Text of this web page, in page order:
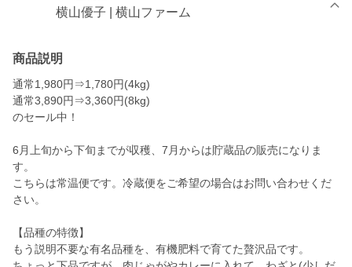
横山優子 | 横山ファーム
商品説明
通常1,980円⇒1,780円(4kg)
通常3,890円⇒3,360円(8kg)
のセール中！
6月上旬から下旬までが収穫、7月からは貯蔵品の販売になりま
す。
こちらは常温便です。冷蔵便をご希望の場合はお問い合わせくだ
さい。
【品種の特徴】
もう説明不要な有名品種を、有機肥料で育てた贅沢品です。